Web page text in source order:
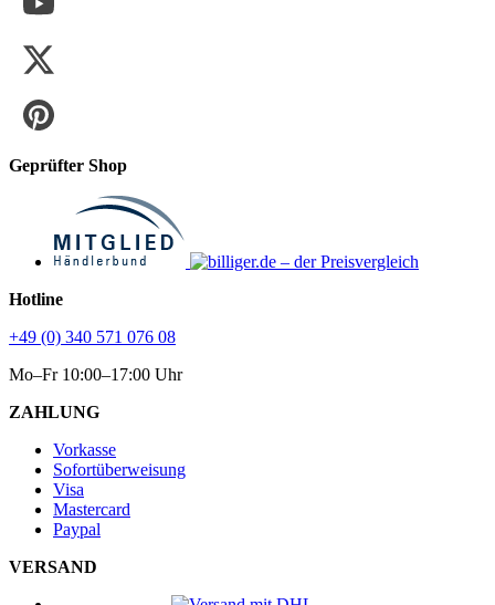
Geprüfter Shop
Hotline
+49 (0) 340 571 076 08
Mo–Fr 10:00–17:00 Uhr
ZAHLUNG
Vorkasse
Sofortüberweisung
Visa
Mastercard
Paypal
VERSAND